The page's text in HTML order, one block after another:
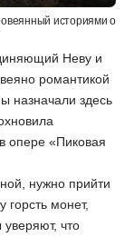
историями о
Неву и
романтикой
назначали здесь
опере «Пиковая
нужно прийти
горсть монет,
что